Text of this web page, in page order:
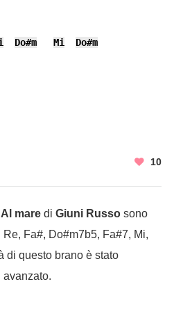
Do#m Mi
Do#m
10
maredi Giuni Russosono
Fa#, Do#m7b5, Fa#7, Mi,
di questo brano è stato